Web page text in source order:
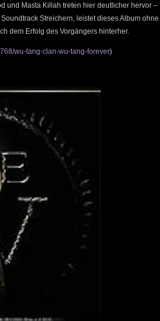
und Masta Killah treten hier deutlicher hervor –
Streichern, leistet dieses Album ohne
dem Erfolg des Vorgängers hinterher.
wu-tang-clan-wu-tang-forever)